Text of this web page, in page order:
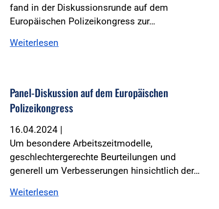
fand in der Diskussionsrunde auf dem
Europäischen Polizeikongress zur…
Weiterlesen
Panel-Diskussion auf dem Europäischen
Polizeikongress
16.04.2024 |
Um besondere Arbeitszeitmodelle,
geschlechtergerechte Beurteilungen und
generell um Verbesserungen hinsichtlich der…
Weiterlesen